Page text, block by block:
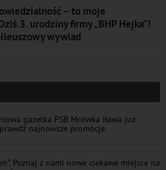
– to moje
3. urodziny firmy „BHP Hejka”!
wywiad
gazetka PSB Mrówka Iława już
najnowsze promocje
Poznaj z nami nowe ciekawe miejsce na